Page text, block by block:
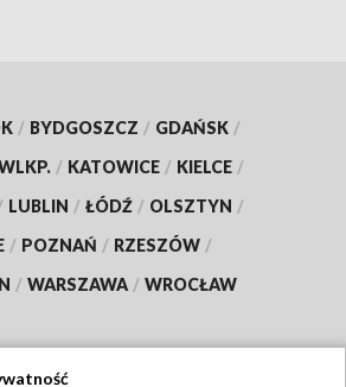
/ BYDGOSZCZ / GDAŃSK /
/ KATOWICE / KIELCE /
LUBLIN / ŁÓDŹ / OLSZTYN /
/ POZNAŃ / RZESZÓW /
/ WARSZAWA / WROCŁAW